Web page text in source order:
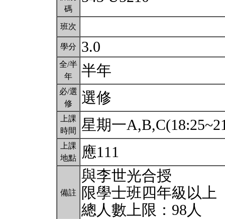
碼
班次
學分 3.0
全/半
年
半年
必/選
修
選修
上課
時間
星期一
上課
地點
應111
備註
與李世光合授
限學士班四年級以上
總人數上限：98人